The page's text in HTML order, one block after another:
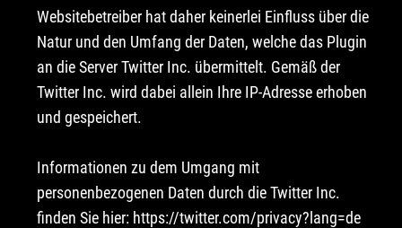
Websitebetreiber hat daher keinerlei Einfluss über die
Natur und den Umfang der Daten, welche das Plugin
an die Server Twitter Inc. übermittelt. Gemäß der
Twitter Inc. wird dabei allein Ihre IP-Adresse erhoben
und gespeichert.
Informationen zu dem Umgang mit
personenbezogenen Daten durch die Twitter Inc.
finden Sie hier: https://twitter.com/privacy?lang=de